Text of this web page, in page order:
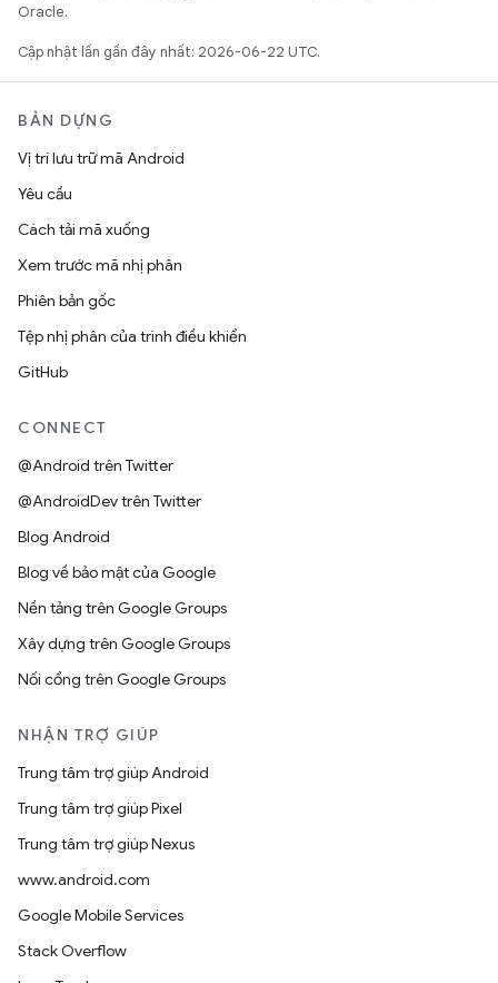
Oracle.
Cập nhật lần gần đây nhất: 2026-06-22 UTC.
BẢN DỰNG
Vị trí lưu trữ mã Android
Yêu cầu
Cách tải mã xuống
Xem trước mã nhị phân
Phiên bản gốc
Tệp nhị phân của trình điều khiển
GitHub
CONNECT
@Android trên Twitter
@AndroidDev trên Twitter
Blog Android
Blog về bảo mật của Google
Nền tảng trên Google Groups
Xây dựng trên Google Groups
Nối cổng trên Google Groups
NHẬN TRỢ GIÚP
Trung tâm trợ giúp Android
Trung tâm trợ giúp Pixel
Trung tâm trợ giúp Nexus
www.android.com
Google Mobile Services
Stack Overflow